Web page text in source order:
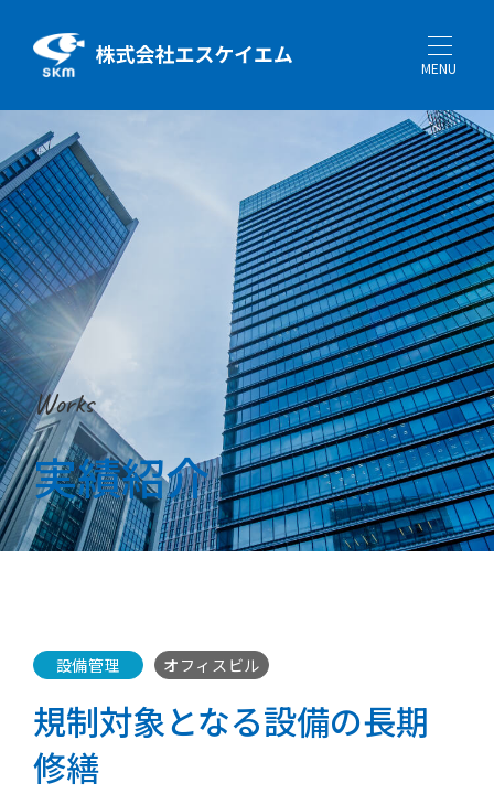
MENU
Works
実績紹介
設備管理 オフィスビル
規制対象となる設備の長期
修繕